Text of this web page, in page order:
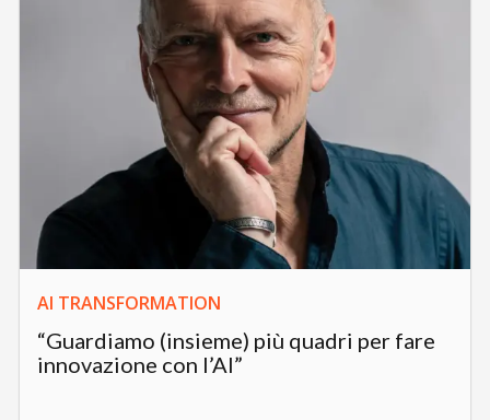
AI TRANSFORMATION
“Guardiamo (insieme) più quadri per fare
innovazione con l’AI”